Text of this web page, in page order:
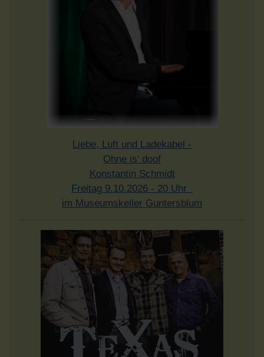
Liebe, Luft und Ladekabel -
Ohne is' doof
Konstantin Schmidt
Freitag 9.10.2026 - 20 Uhr
im Museumskeller Guntersblum